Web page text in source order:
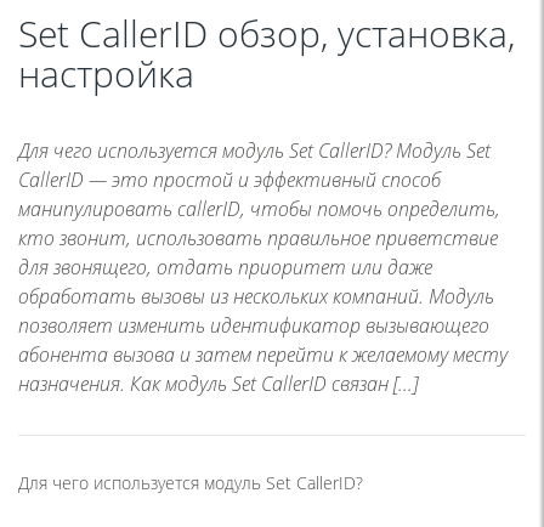
Set CallerID обзор, установка,
настройка
Для чего используется модуль Set CallerID? Модуль Set
CallerID — это простой и эффективный способ
манипулировать callerID, чтобы помочь определить,
кто звонит, использовать правильное приветствие
для звонящего, отдать приоритет или даже
обработать вызовы из нескольких компаний. Модуль
позволяет изменить идентификатор вызывающего
абонента вызова и затем перейти к желаемому месту
назначения. Как модуль Set CallerID связан […]
Для чего используется модуль Set CallerID?